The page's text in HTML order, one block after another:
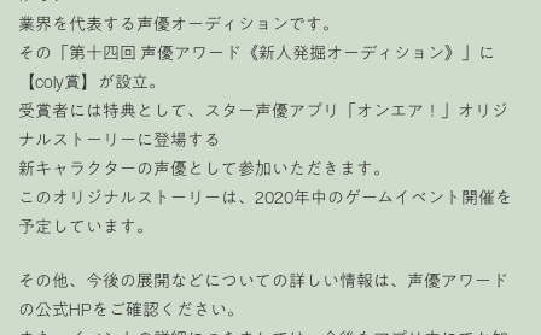
業界を代表する声優オーディションです。
その「第十四回 声優アワード《新人発掘オーディション》」に
【coly賞】が設立。
受賞者には特典として、スター声優アプリ「オンエア！」オリジ
ナルストーリーに登場する
新キャラクターの声優として参加いただきます。
このオリジナルストーリーは、2020年中のゲームイベント開催を
予定しています。
その他、今後の展開などについての詳しい情報は、声優アワード
の公式HPをご確認ください。